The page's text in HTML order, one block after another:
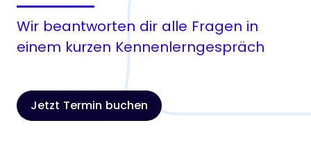
Wir beantworten dir alle Fragen in
einem kurzen Kennenlerngespräch
Jetzt Termin buchen